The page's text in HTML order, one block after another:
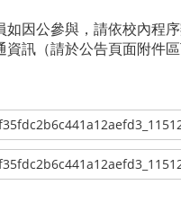
因公參與，請依校內程
訊（請於公告頁面附件區